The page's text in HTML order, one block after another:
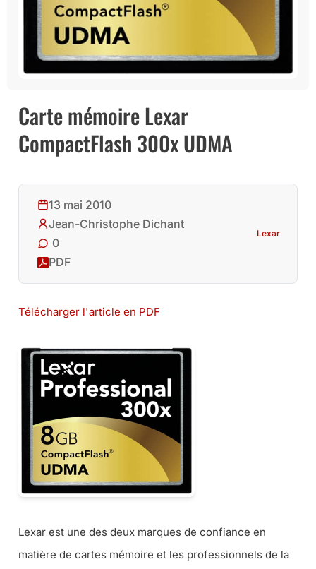
Carte mémoire Lexar
CompactFlash 300x UDMA
13 mai 2010
Jean-Christophe Dichant
0
PDF
Lexar
Télécharger l'article en PDF
Lexar est une des deux marques de confiance en
matière de cartes mémoire et les professionnels de la